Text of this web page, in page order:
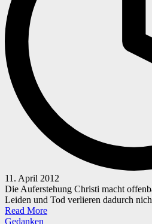
11. April 2012
Die Auferstehung Christi macht
Leiden und Tod verlieren dadurch
Read More
Posted
Gedanken